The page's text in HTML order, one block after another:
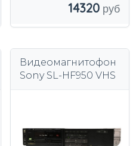
14320
Видеомагнитофон
Sony SL-HF950 VHS